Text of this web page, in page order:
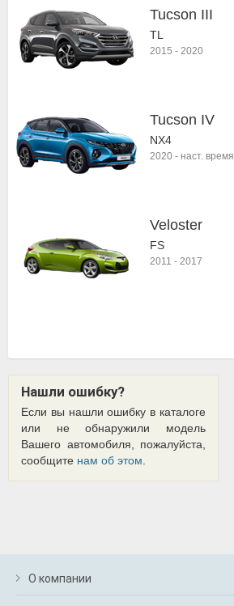
Tucson III
TL
2015 - 2020
Tucson IV
NX4
2020 - наст. время
Veloster
FS
2011 - 2017
Нашли ошибку?
Если вы нашли ошибку в каталоге
или не обнаружили модель
Вашего автомобиля, пожалуйста,
сообщите нам об этом
О компании